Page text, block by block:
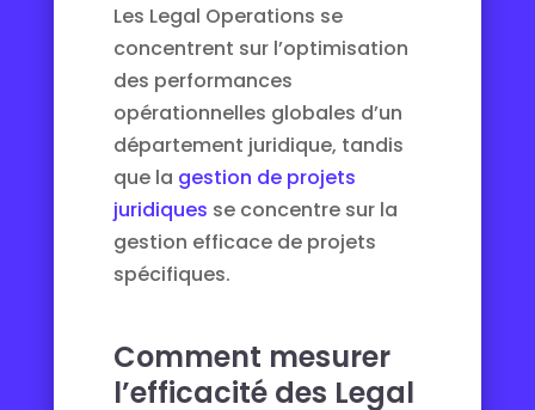
Les Legal Operations se
concentrent sur l’optimisation
des performances
opérationnelles globales d’un
département juridique, tandis
que la gestion de projets
juridiques se concentre sur la
gestion efficace de projets
spécifiques.
Comment mesurer
l’efficacité des Legal